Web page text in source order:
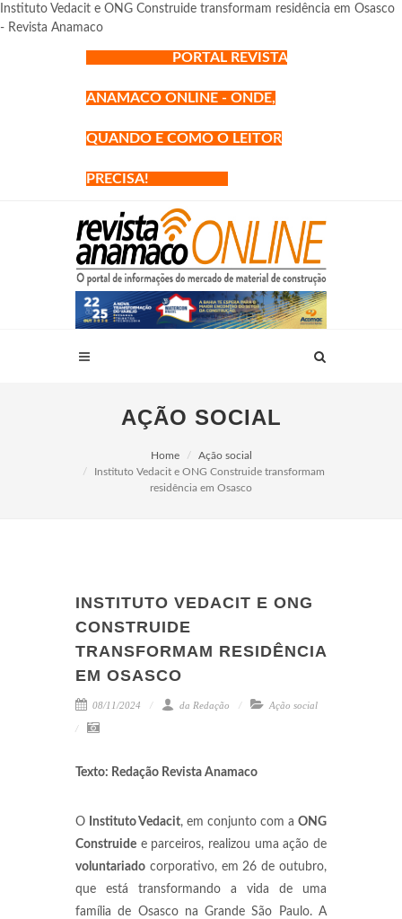
Instituto Vedacit e ONG Construide transformam residência em Osasco
- Revista Anamaco
PORTAL REVISTA
ANAMACO ONLINE - ONDE,
QUANDO E COMO O LEITOR
PRECISA!
AÇÃO SOCIAL
Home
Ação social
Instituto Vedacit e ONG Construide transformam
residência em Osasco
INSTITUTO VEDACIT E ONG
CONSTRUIDE
TRANSFORMAM RESIDÊNCIA
EM OSASCO
08/11/2024 da Redação Ação social
Texto: Redação Revista Anamaco
O Instituto Vedacit, em conjunto com a ONG
Construide e parceiros, realizou uma ação de
voluntariado corporativo, em 26 de outubro,
que está transformando a vida de uma
família de Osasco na Grande São Paulo. A